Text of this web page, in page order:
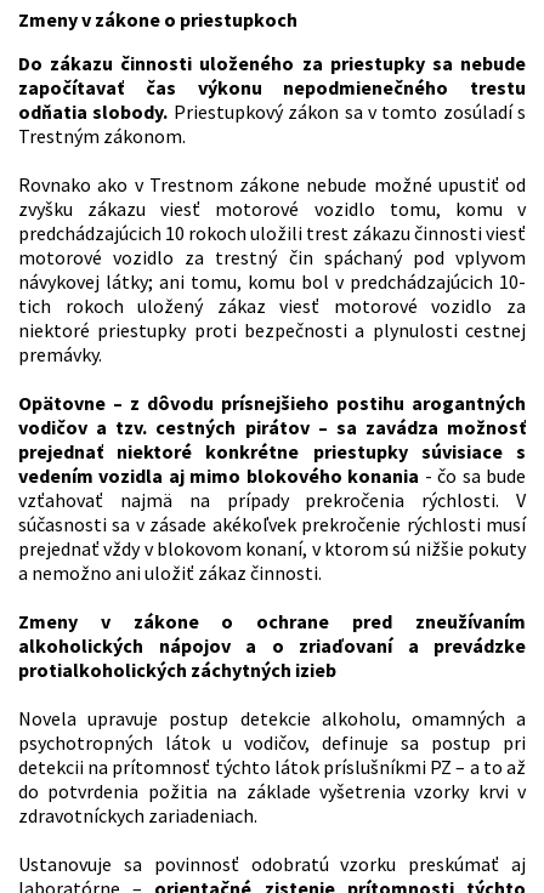
Zmeny v zákone o priestupkoch
Do zákazu činnosti uloženého za priestupky sa nebude
započítavať čas výkonu nepodmienečného trestu
odňatia slobody. Priestupkový zákon sa v tomto zosúladí s
Trestným zákonom.
Rovnako ako v Trestnom zákone nebude možné upustiť od
zvyšku zákazu viesť motorové vozidlo tomu, komu v
predchádzajúcich 10 rokoch uložili trest zákazu činnosti viesť
motorové vozidlo za trestný čin spáchaný pod vplyvom
návykovej látky; ani tomu, komu bol v predchádzajúcich 10-
tich rokoch uložený zákaz viesť motorové vozidlo za
niektoré priestupky proti bezpečnosti a plynulosti cestnej
premávky.
Opätovne – z dôvodu prísnejšieho postihu arogantných
vodičov a tzv. cestných pirátov – sa zavádza možnosť
prejednať niektoré konkrétne priestupky súvisiace s
vedením vozidla aj mimo blokového konania - čo sa bude
vzťahovať najmä na prípady prekročenia rýchlosti. V
súčasnosti sa v zásade akékoľvek prekročenie rýchlosti musí
prejednať vždy v blokovom konaní, v ktorom sú nižšie pokuty
a nemožno ani uložiť zákaz činnosti.
Zmeny v zákone o ochrane pred zneužívaním
alkoholických nápojov a o zriaďovaní a prevádzke
protialkoholických záchytných izieb
Novela upravuje postup detekcie alkoholu, omamných a
psychotropných látok u vodičov, definuje sa postup pri
detekcii na prítomnosť týchto látok príslušníkmi PZ – a to až
do potvrdenia požitia na základe vyšetrenia vzorky krvi v
zdravotníckych zariadeniach.
Ustanovuje sa povinnosť odobratú vzorku preskúmať aj